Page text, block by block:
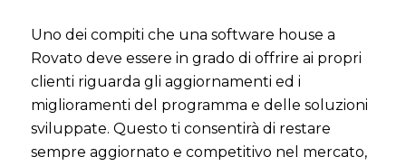
Uno dei compiti che una software house a
Rovato deve essere in grado di offrire ai propri
clienti riguarda gli aggiornamenti ed i
miglioramenti del programma e delle soluzioni
sviluppate. Questo ti consentirà di restare
sempre aggiornato e competitivo nel mercato,